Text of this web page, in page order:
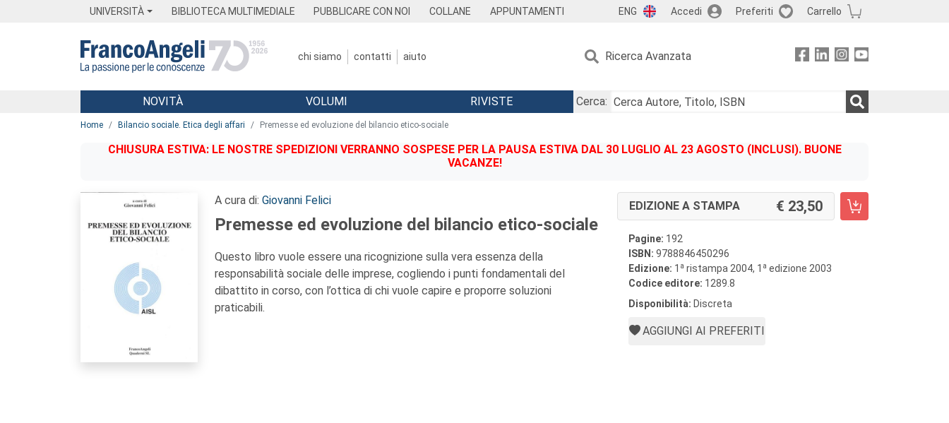
UNIVERSITÀ BIBLIOTECA MULTIMEDIALE PUBBLICARE CON NOI COLLANE APPUNTAMENTI ENG Accedi Preferiti Carrello
chi siamo contatti aiuto Ricerca Avanzata
Menu
NOVITÀ VOLUMI RIVISTE
Cerca:
Home Bilancio sociale. Etica degli affari Premesse ed evoluzione del bilancio etico-sociale
CHIUSURA ESTIVA: LE NOSTRE SPEDIZIONI VERRANNO SOSPESE PER LA PAUSA ESTIVA DAL 30 LUGLIO AL 23 AGOSTO (INCLUSI). BUONE
VACANZE!
A cura di: Giovanni Felici
Premesse ed evoluzione del bilancio etico-sociale
Questo libro vuole essere una ricognizione sulla vera essenza della
responsabilità sociale delle imprese, cogliendo i punti fondamentali del
dibattito in corso, con l’ottica di chi vuole capire e proporre soluzioni
praticabili.
EDIZIONE A STAMPA 23,50
Pagine: 192
ISBN: 9788846450296
Edizione: 1 a ristampa 2004, 1 a edizione 2003
Codice editore: 1289.8
Disponibilità: Discreta
AGGIUNGI AI PREFERITI